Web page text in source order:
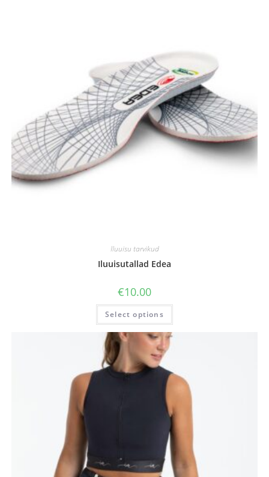
Iluuisu tarvikud
Iluuisutallad Edea
€10.00
Select options